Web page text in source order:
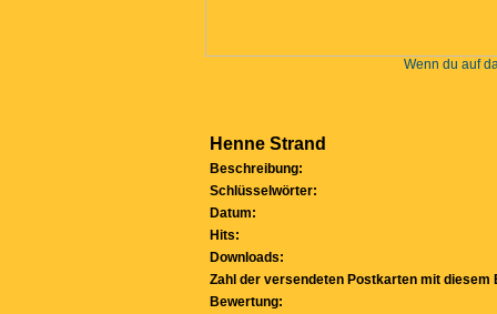
Wenn du auf
Henne Strand
Beschreibung:
Schlüsselwörter:
Datum:
Hits:
Downloads:
Zahl der versendeten Postkarten mit diesem
Bewertung: